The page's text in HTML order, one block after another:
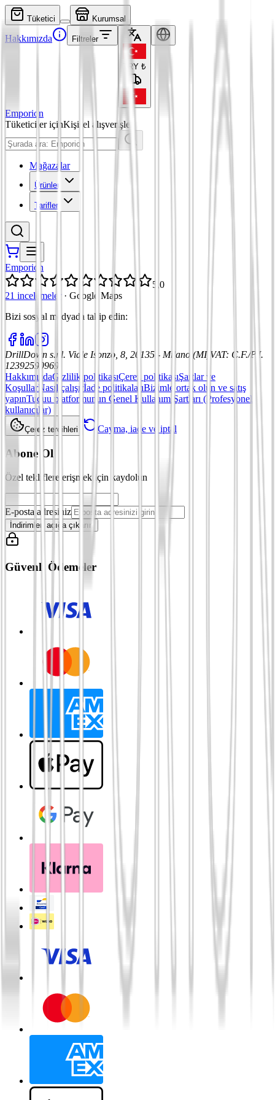
Tüketici Kurumsal
Hakkımızda Filtreler
TRY ₺
Emporion
Tüketiciler içinKişisel alışverişler
Mağazalar
Ürünler
Tarifler
Emporion
5,0
21 incelemeler
· Google Maps
Bizi sosyal medyada takip edin:
DrillDown s.r.l. Viale Isonzo, 8, 20135 - Milano (MI) VAT: C.F./P.I.
12392590969
HakkımızdaGizlilik politikasıÇerez politikasıŞartlar ve
KoşullarNasıl çalışırİade politikalarıBizimle ortak olun ve satış
yapınTuduu platformunun Genel Kullanım Şartları (Profesyonel
kullanıcılar)
Çerez tercihleri Cayma, iade ve iptal
Abone Ol
Özel tekliflere erişmek için kaydolun
E-posta adresiniz
İndirimleri açığa çıkarın
Güvenli Ödemeler